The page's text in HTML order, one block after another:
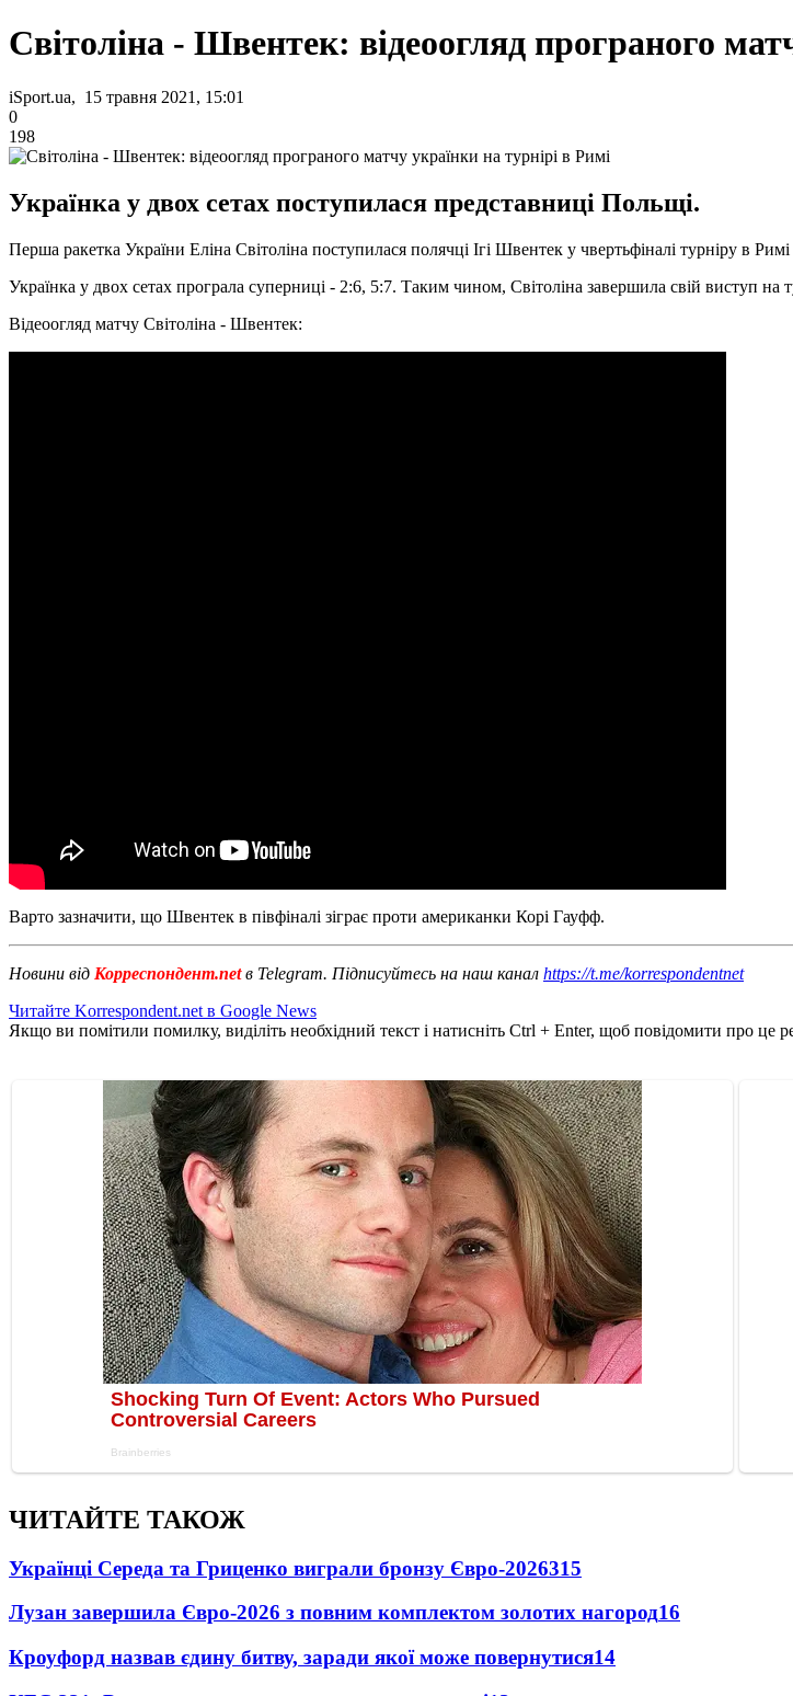
Світоліна - Швентек: відеоогляд програного
iSport.ua, 15 травня 2021, 15:01
0
198
Українка у двох сетах поступилася представниці Польщі.
Перша ракетка України Еліна Світоліна поступилася полячці Ігі Швентек у чвертьфіналі турніру в Римі
Українка у двох сетах програла суперниці - 2:6, 5:7. Таким чином, Світоліна завершила свій виступ на
Відеоогляд матчу Світоліна - Швентек:
Варто зазначити, що Швентек в півфіналі зіграє проти американки Корі Гауфф.
Новини від Корреспондент.netв Telegram. Підписуйтесь на наш канал https://t.me/korrespondentnet
Читайте Korrespondent.net в Google News
Якщо ви помітили помилку, виділіть необхідний текст і натисніть Ctrl + Enter, щоб повідомити про це
ЧИТАЙТЕ ТАКОЖ
Українці Середа та Гриценко виграли бронзу Євро-2026315
Лузан завершила Євро-2026 з повним комплектом золотих нагород16
Кроуфорд назвав єдину битву, заради якої може повернутися14